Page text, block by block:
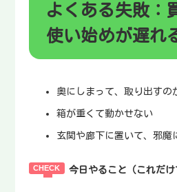
よくある失敗：
使い始めが遅れ
奥にしまって、取り出すの
箱が重くて動かせない
玄関や廊下に置いて、邪魔
今日やること（これだけ